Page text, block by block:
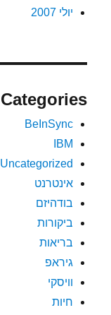
יולי 2007
Categories
BeInSync
IBM
Uncategorized
אינטרנט
בודהיזם
ביקורות
בריאות
גיראפ
וויסקי
חיות